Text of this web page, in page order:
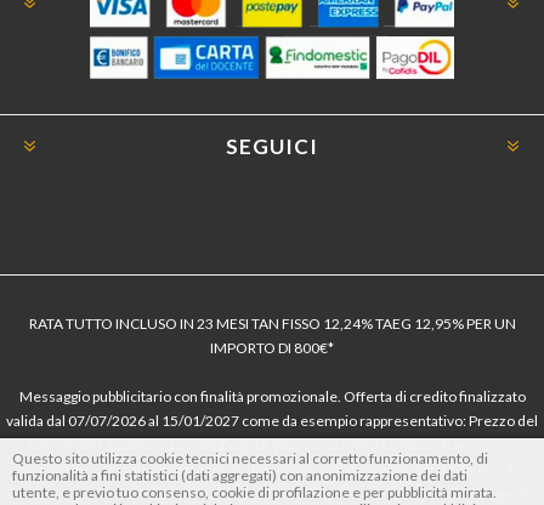
SEGUICI
RATA TUTTO INCLUSO IN 23 MESI TAN FISSO 12,24% TAEG 12,95% PER UN
IMPORTO DI 800€*
Messaggio pubblicitario con finalità promozionale. Offerta di credito finalizzato
valida dal 07/07/2026 al 15/01/2027 come da esempio rappresentativo: Prezzo del
dell’offerta azzerati. Importo totale del credito € 800. Importo totale dovuto dal
Consumatore € 920. Decorrenza media della prima rata a 90 giorni. Al fine di gestire
Questo sito utilizza cookie tecnici necessari al corretto funzionamento, di
funzionalità a fini statistici (dati aggregati) con anonimizzazione dei dati
utente, e previo tuo consenso, cookie di profilazione e per pubblicità mirata.